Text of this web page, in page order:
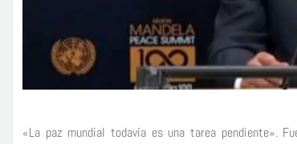
«La paz mundial todavía es una tarea pendiente».